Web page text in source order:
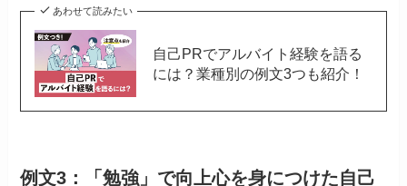
あわせて読みたい
自己PRでアルバイト経験を語る
には？業種別の例文3つも紹介！
例文3：「勉強」で向上心を身につけた自己